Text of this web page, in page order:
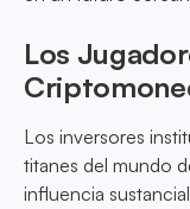
Los
Los inversores
titanes del mundo
influencia